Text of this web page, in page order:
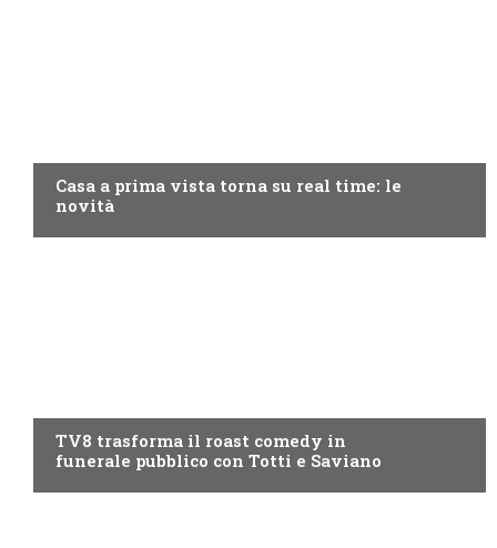
Casa a prima vista torna su real time: le
novità
TV8 trasforma il roast comedy in
funerale pubblico con Totti e Saviano